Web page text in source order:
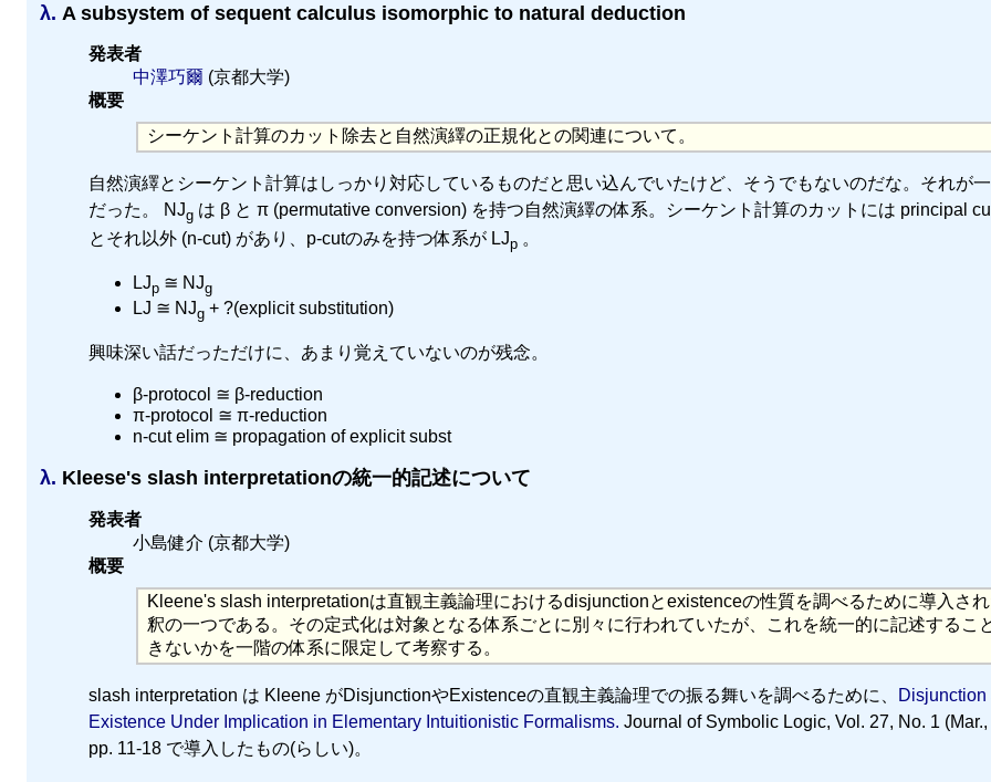
λ. A subsystem of sequent calculus isomorphic to natural deduction
発表者
中澤巧爾 (京都大学)
概要
シーケント計算のカット除去と自然演繹の正規化との関連について。
自然演繹とシーケント計算はしっかり対応しているものだと思い込んでいたけど、そうでもないのだな。それが
だった。 NJgは β と π (permutative conversion) を持つ自然演繹の体系。シーケント計算のカットには principal
とそれ以外 (n-cut) があり、p-cutのみを持つ体系が LJp。
LJp≅ NJg
LJ ≅ NJg+ ?(explicit substitution)
興味深い話だっただけに、あまり覚えていないのが残念。
β-protocol ≅ β-reduction
π-protocol ≅ π-reduction
n-cut elim ≅ propagation of explicit subst
λ. Kleese's slash interpretationの統一的記述について
発表者
小島健介 (京都大学)
概要
Kleene's slash interpretationは直観主義論理におけるdisjunctionとexistenceの性質を調べるために導入さ
釈の一つである。その定式化は対象となる体系ごとに別々に行われていたが、これを統一的に記述するこ
きないかを一階の体系に限定して考察する。
slash interpretation は Kleene がDisjunctionやExistenceの直観主義論理での振る舞いを調べるために、
Disjunction
Existence Under Implication in Elementary Intuitionistic Formalisms. Journal of Symbolic Logic, Vol. 27, No. 1 (Mar.,
pp. 11-18 で導入したもの(らしい)。